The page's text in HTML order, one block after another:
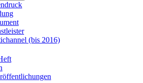
(bis 2016)